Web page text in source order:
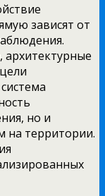
зависят от
архитектурные
но и
на территории.